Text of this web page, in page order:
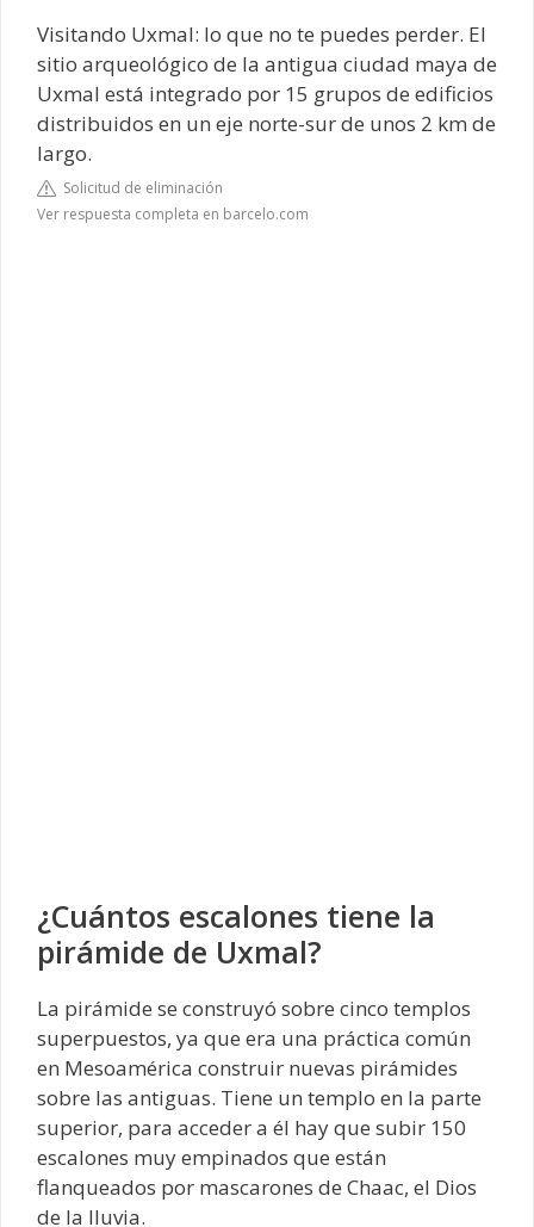
Visitando Uxmal: lo que no te puedes perder. El
sitio arqueológico de la antigua ciudad maya de
Uxmal está integrado por 15 grupos de edificios
distribuidos en un eje norte-sur de unos 2 km de
largo.
Solicitud de eliminación
Ver respuesta completa en barcelo.com
¿Cuántos escalones tiene la
pirámide de Uxmal?
La pirámide se construyó sobre cinco templos
superpuestos, ya que era una práctica común
en Mesoamérica construir nuevas pirámides
sobre las antiguas. Tiene un templo en la parte
superior, para acceder a él hay que subir 150
escalones muy empinados que están
flanqueados por mascarones de Chaac, el Dios
de la lluvia.